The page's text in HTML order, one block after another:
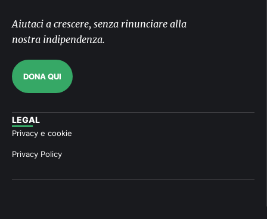
Aiutaci a crescere, senza rinunciare alla
nostra indipendenza.
DONA QUI
LEGAL
Privacy e cookie
Privacy Policy